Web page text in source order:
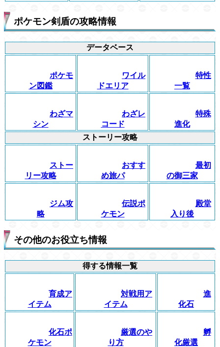
ポケモン剣盾の攻略情報
データベース
ポケモ
ン図鑑
ワイル
ドエリア
特性
一覧
わざマ
シン
わざレ
コード
特殊
進化
ストーリー攻略
ストー
リー攻略
おすす
め旅パ
最初
の御三家
ジム攻
略
伝説ポ
ケモン
殿堂
入り後
その他のお役立ち情報
得する情報一覧
育成ア
イテム
対戦用ア
イテム
進
化石
化石ポ
ケモン
厳選のや
り方
孵
化厳選